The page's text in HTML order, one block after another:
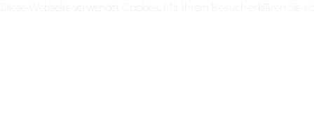
Diese Webseite verwendet Cookies. Mit Ihrem Besuch erklären Sie